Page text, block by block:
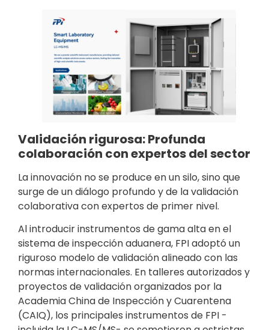
Validación rigurosa: Profunda
colaboración con expertos del sector
La innovación no se produce en un silo, sino que
surge de un diálogo profundo y de la validación
colaborativa con expertos de primer nivel.
Al introducir instrumentos de gama alta en el
sistema de inspección aduanera, FPI adoptó un
riguroso modelo de validación alineado con las
normas internacionales. En talleres autorizados y
proyectos de validación organizados por la
Academia China de Inspección y Cuarentena
(CAIQ), los principales instrumentos de FPI -